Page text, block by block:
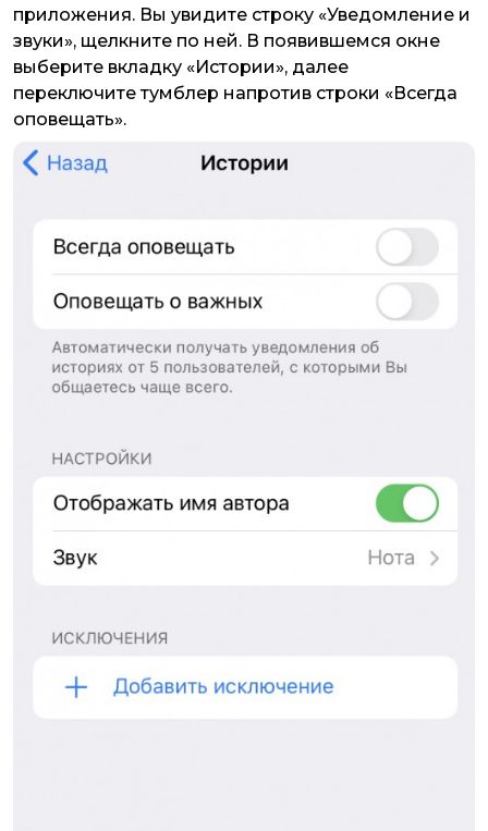
приложения. Вы увидите строку «Уведомление и
звуки», щелкните по ней. В появившемся окне
выберите вкладку «Истории», далее
переключите тумблер напротив строки «Всегда
оповещать».